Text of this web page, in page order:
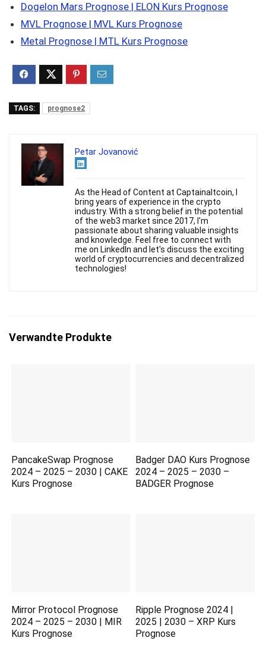
Dogelon Mars Prognose | ELON Kurs Prognose
MVL Prognose | MVL Kurs Prognose
Metal Prognose | MTL Kurs Prognose
TAGS: prognose2
Petar Jovanović
As the Head of Content at Captainaltcoin, I
bring years of experience in the crypto
industry. With a strong belief in the potential
of the web3 market since 2017, I'm
passionate about sharing valuable insights
and knowledge. Feel free to connect with
me on LinkedIn and let's discuss the exciting
world of cryptocurrencies and decentralized
technologies!
Verwandte Produkte
PancakeSwap Prognose
2024 – 2025 – 2030 | CAKE
Kurs Prognose
Badger DAO Kurs Prognose
2024 – 2025 – 2030 –
BADGER Prognose
Mirror Protocol Prognose
2024 – 2025 – 2030 | MIR
Kurs Prognose
Ripple Prognose 2024 |
2025 | 2030 – XRP Kurs
Prognose